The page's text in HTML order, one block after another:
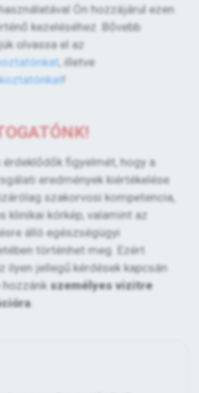
Ön hozzájárul ezen
kezeléséhez. Bővebb
olvassa el az
, illetve
!
érdeklődők figyelmét, hogy a
eredmények kiértékelése
szakorvosi kompetencia,
klinikai kórkép, valamint az
álló egészségügyi
történhet meg. Ezért
ilyen jellegű kérdések kapcsán
személyes vizitre
.